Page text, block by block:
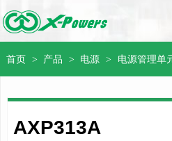
首页 > 产品 > 电源 > 电源管理单
AXP313A